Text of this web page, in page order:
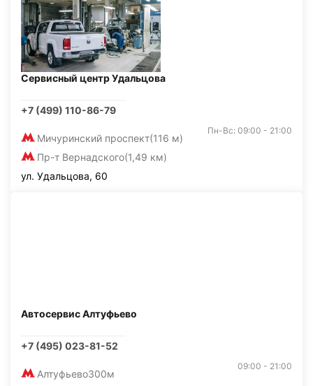
Сервисный центр Удальцова
+7 (499) 110-86-79
Мичуринский проспект(116 м)
Пр-т Вернадского(1,49 км)
Пн-Вс: 09:00 - 21:00
ул. Удальцова, 60
Автосервис Алтуфьево
+7 (495) 023-81-52
Алтуфьево300м
09:00 - 21:00